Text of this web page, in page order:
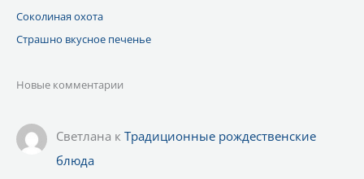
Соколиная охота
Страшно вкусное печенье
Новые комментарии
Светлана к Традиционные рождественские
блюда